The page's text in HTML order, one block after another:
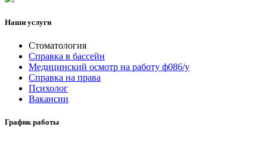
Наши услуги
Стоматология
Справка в бассейн
Медицинский осмотр на работу ф086/у
Справка на права
Психолог
Вакансии
График работы